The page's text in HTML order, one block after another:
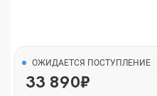
ОЖИДАЕТСЯ ПОСТУПЛЕНИЕ
33 890₽